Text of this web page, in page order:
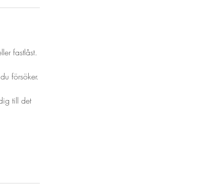
fastlåst.
försöker.
till det